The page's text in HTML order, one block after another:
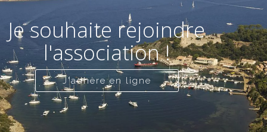
Je souhaite rejoindre
l'association !
J'adhère en ligne